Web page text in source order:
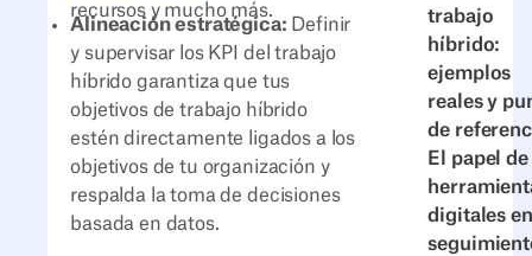
trabajo
híbrido:
ejemplos
reales y
de
El papel de
digitales
recursos y mucho más.
Alineación estratégica: Definir
y supervisar los KPI del trabajo
híbrido garantiza que tus
objetivos de trabajo híbrido
estén directamente ligados a los
objetivos de tu organización y
respalda la toma de decisiones
basada en datos.